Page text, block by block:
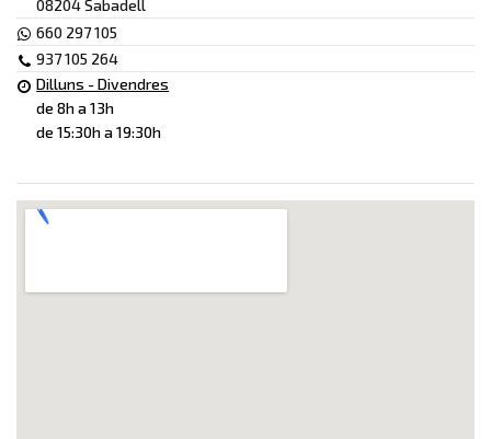
08204 Sabadell
660 297 105
937 105 264
Dilluns - Divendres
de 8h a 13h
de 15:30h a 19:30h